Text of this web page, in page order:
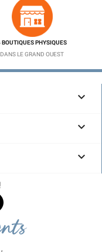
BOUTIQUES PHYSIQUES
DANS LE GRAND OUEST


